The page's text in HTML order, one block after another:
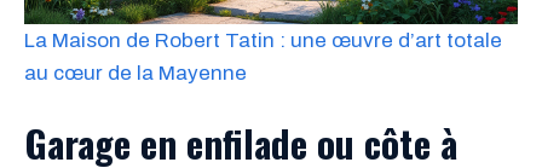
La Maison de Robert Tatin : une œuvre d’art totale
au cœur de la Mayenne
Garage en enfilade ou côte à